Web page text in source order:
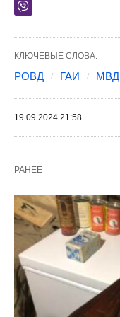
КЛЮЧЕВЫЕ СЛОВА:
РОВД ГАИ МВД
19.09.2024 21:58
РАНЕЕ